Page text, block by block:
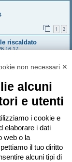
1 2
riscaldato
16:17
11:12
non necessari ✕
alcuni
e utenti
i cookie e
elaborare i dati
web o la
il tuo diritto
alcuni tipi di